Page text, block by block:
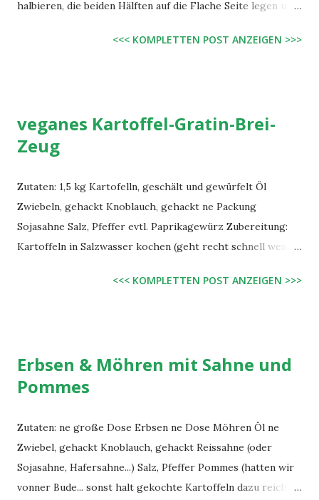
halbieren, die beiden Hälften auf die Flache Seite legen und
Das gleiche mit der Zucchini machen, nur das die Scheiben
Knoblauchzehen schälen und im Ganzen mit dem anderen
Gemüse auf einem Blech verteilen. Mit einem Backpinsel
bestreichen. Dann nach Belieben die Gewürze über dem
Ganzen verteilen. Den Backofen auf 200° C einstellen und
ca. 45 Minuten im Ofen lassen. Vorsichtig probieren und bei
Bedarf nachsalzen. Super als Beilage!
<<< KOMPLETTEN POST ANZEIGEN >>>
veganes Kartoffel-Gratin-Brei-
Zeug
Zutaten: 1,5 kg Kartofelln, geschält und gewürfelt Öl
Zwiebeln, gehackt Knoblauch, gehackt ne Packung
Sojasahne Salz, Pfeffer evtl. Paprikagewürz Zubereitung:
Kartoffeln in Salzwasser kochen (geht recht schnell wenn
anbraten. Kartoffeln dazu, Sojasahne drüber, nach
<<< KOMPLETTEN POST ANZEIGEN >>>
Erbsen & Möhren mit Sahne und
Pommes
Zutaten: ne große Dose Erbsen ne Dose Möhren Öl ne
Zwiebel, gehackt Knoblauch, gehackt Reissahne (oder
Sojasahne, Hafersahne...) Salz, Pfeffer Pommes (hatten wir
vonner Bude... sonst halt gekochte Kartoffeln dazu reichen)